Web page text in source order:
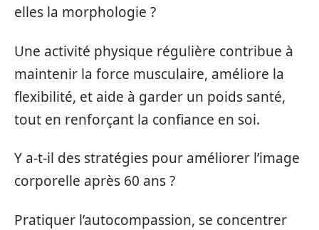
elles la morphologie ?
Une activité physique régulière contribue à
maintenir la force musculaire, améliore la
flexibilité, et aide à garder un poids santé,
tout en renforçant la confiance en soi.
Y a-t-il des stratégies pour améliorer l’image
corporelle après 60 ans ?
Pratiquer l’autocompassion, se concentrer